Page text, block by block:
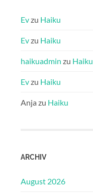
Evzu Haiku
Evzu Haiku
haikuadmin zu Haiku
Evzu Haiku
Anja zu Haiku
ARCHIV
August 2026